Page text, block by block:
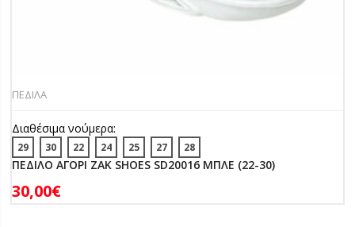
ΠΕΔΙΛΑ
Διαθέσιμα νούμερα:
29 30 22 24 25 27 28
ΠΕΔΙΛΟ ΑΓΟΡΙ ZAK SHOES SD20016 ΜΠΛΕ (22-30)
30,00€